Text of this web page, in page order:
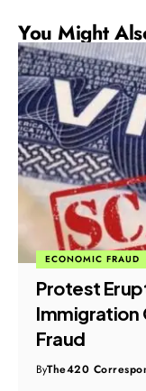
You Might
ECONOMIC FRAUD
Protest
Immigration
Fraud
ByThe420